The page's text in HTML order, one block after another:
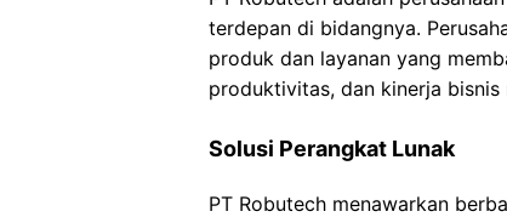
terdepan di bidangnya.
produk dan layanan yang
produktivitas, dan kinerja bisnis
Solusi Perangkat Lunak
PT Robutech menawarkan